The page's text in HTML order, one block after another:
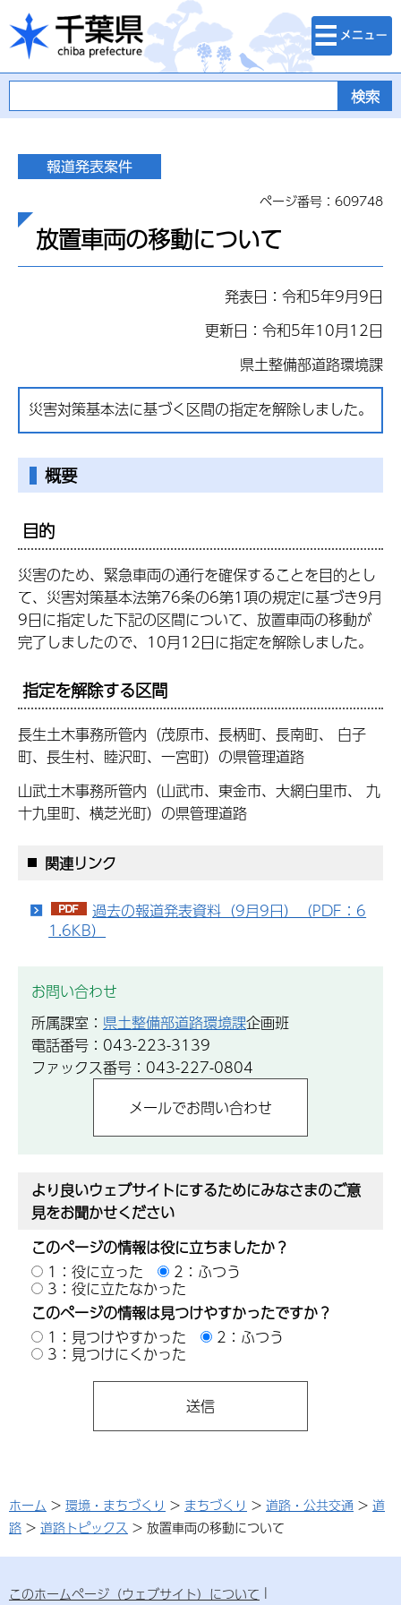
千葉県
検索・メニュ
ー
ページ番号：609748
放置車両の移動について
発表日：令和5年9月9日
更新日：令和5年10月12日
県土整備部道路環境課
災害対策基本法に基づく区間の指定を解除しました。
概要
目的
災害のため、緊急車両の通行を確保することを目的とし
て、災害対策基本法第76条の6第1項の規定に基づき9月
9日に指定した下記の区間について、放置車両の移動が
完了しましたので、10月12日に指定を解除しました。
指定を解除する区間
長生土木事務所管内（茂原市、長柄町、長南町、 白子
町、長生村、睦沢町、一宮町）の県管理道路
山武土木事務所管内（山武市、東金市、大網白里市、 九
十九里町、横芝光町）の県管理道路
関連リンク
過去の報道発表資料（9月9日）（PDF：6
1.6KB）
お問い合わせ
所属課室： 県土整備部道路環境課企画班
電話番号：043-223-3139
ファックス番号：043-227-0804
より良いウェブサイトにするためにみなさまのご意
見をお聞かせください
このページの情報は役に立ちましたか？
1：役に立った
2：ふつう
3：役に立たなかった
このページの情報は見つけやすかったですか？
1：見つけやすかった
2：ふつう
3：見つけにくかった
ホーム > 環境・まちづくり > まちづくり > 道路・公共交通 > 道
路 > 道路トピックス > 放置車両の移動について
このホームページ（ウェブサイト）について